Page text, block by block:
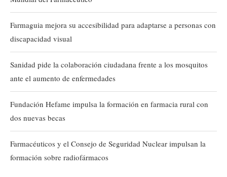
Farmaguia mejora su accesibilidad para adaptarse a personas con
discapacidad visual
Sanidad pide la colaboración ciudadana frente a los mosquitos
ante el aumento de enfermedades
Fundación Hefame impulsa la formación en farmacia rural con
dos nuevas becas
Farmacéuticos y el Consejo de Seguridad Nuclear impulsan la
formación sobre radiofármacos